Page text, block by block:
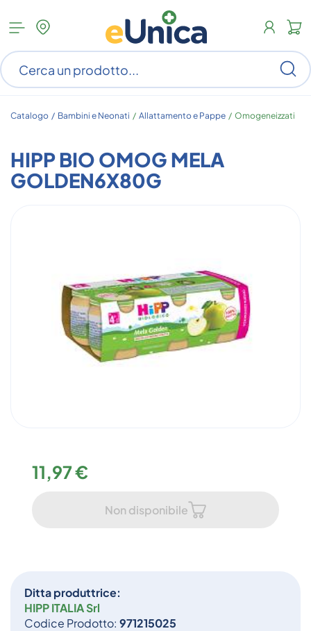
Apri
menu
categorie
Catalogo / Bambini e Neonati / Allattamento e Pappe / Omogeneizzati
HIPP BIO OMOG MELA
GOLDEN6X80G
Ditta produttrice:
HIPP ITALIA Srl
Codice Prodotto: 971215025
11,97 €
Non disponibile